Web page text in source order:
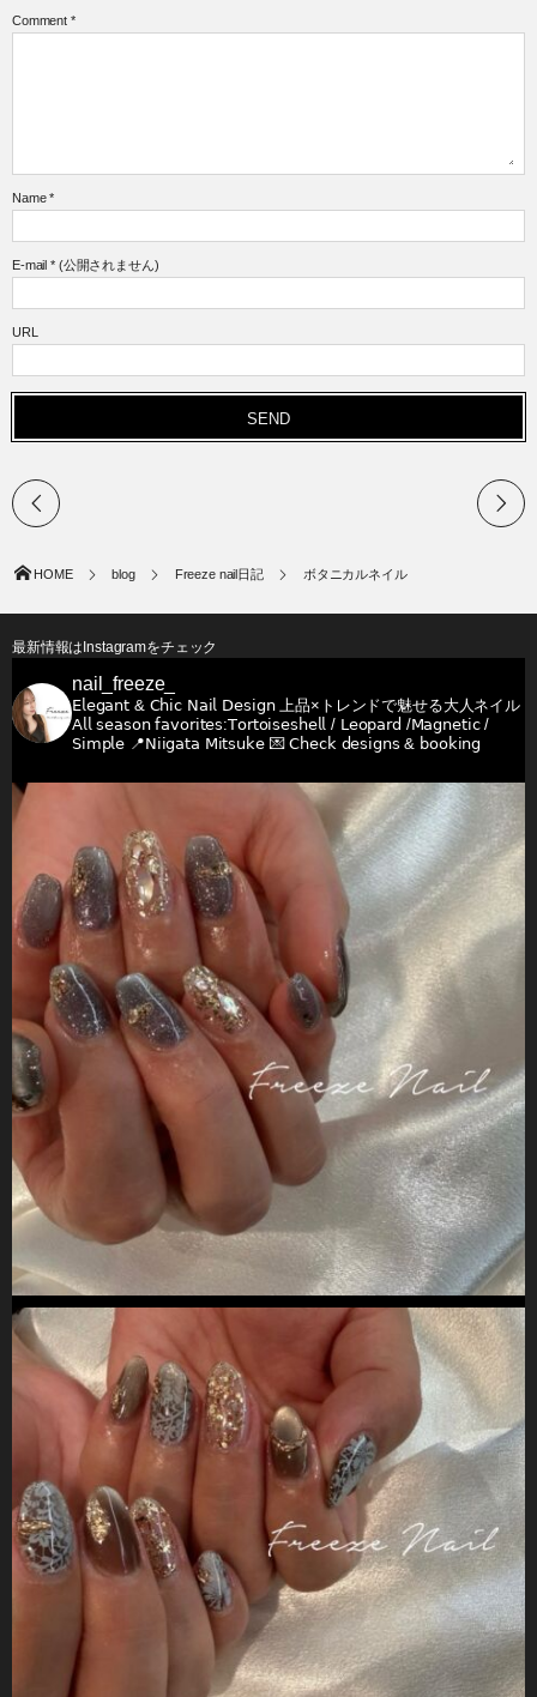
Comment *
Name *
E-mail *(公開されません)
URL
HOME blog Freeze nail日記 ボタニカルネイル
最新情報はInstagramをチェック
nail_freeze_
𝖤𝗅𝖾𝗀𝖺𝗇𝗍 & 𝖢𝗁𝗂𝖼 𝖭𝖺𝗂𝗅 𝖣𝖾𝗌𝗂𝗀𝗇上品×トレンドで魅せる大人ネイル
𝖠𝗅𝗅 𝗌𝖾𝖺𝗌𝗈𝗇 𝖿𝖺𝗏𝗈𝗋𝗂𝗍𝖾𝗌:𝖳𝗈𝗋𝗍𝗈𝗂𝗌𝖾𝗌𝗁𝖾𝗅𝗅 / 𝖫𝖾𝗈𝗉𝖺𝗋𝖽 /𝖬𝖺𝗀𝗇𝖾𝗍𝗂𝖼 /
𝖲𝗂𝗆𝗉𝗅𝖾 📍𝖭𝗂𝗂𝗀𝖺𝗍𝖺 𝖬𝗂𝗍𝗌𝗎𝗄𝖾💌 𝖢𝗁𝖾𝖼𝗄 𝖽𝖾𝗌𝗂𝗀𝗇𝗌 & 𝖻𝗈𝗈𝗄𝗂𝗇𝗀